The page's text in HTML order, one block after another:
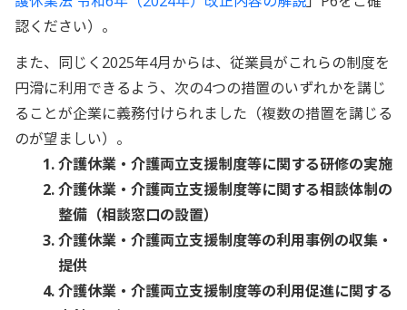
認ください）。
また、同じく2025年4月からは、従業員がこれらの制度を
円滑に利用できるよう、次の4つの措置のいずれかを講じ
ることが企業に義務付けられました（複数の措置を講じる
のが望ましい）。
介護休業・介護両立支援制度等に関する研修の実施
介護休業・介護両立支援制度等に関する相談体制の
整備（相談窓口の設置）
介護休業・介護両立支援制度等の利用事例の収集・
提供
介護休業・介護両立支援制度等の利用促進に関する